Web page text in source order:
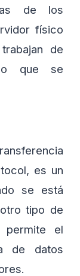
de los
físico
de
que se
es un
se está
tipo de
permite el
de datos